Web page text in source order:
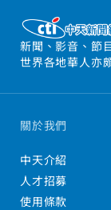
新聞、影音、節
世界各地華人亦
關於我們
中天介紹
人才招募
使用條款